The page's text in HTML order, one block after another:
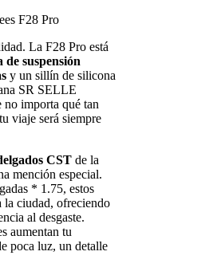
La F28 Pro está
suspensión
y un sillín de silicona
SR SELLE
importa qué tan
viaje será siempre
CST de la
mención especial.
* 1.75, estos
la ciudad, ofreciendo
al desgaste.
aumentan tu
poca luz, un detalle